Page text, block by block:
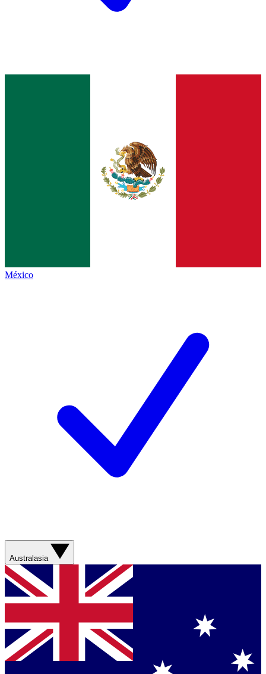
México
Australasia